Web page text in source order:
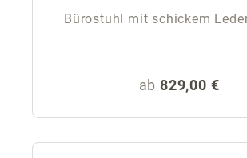
Bürostuhl mit schickem
Regulärer Preis:
ab 829,00 €